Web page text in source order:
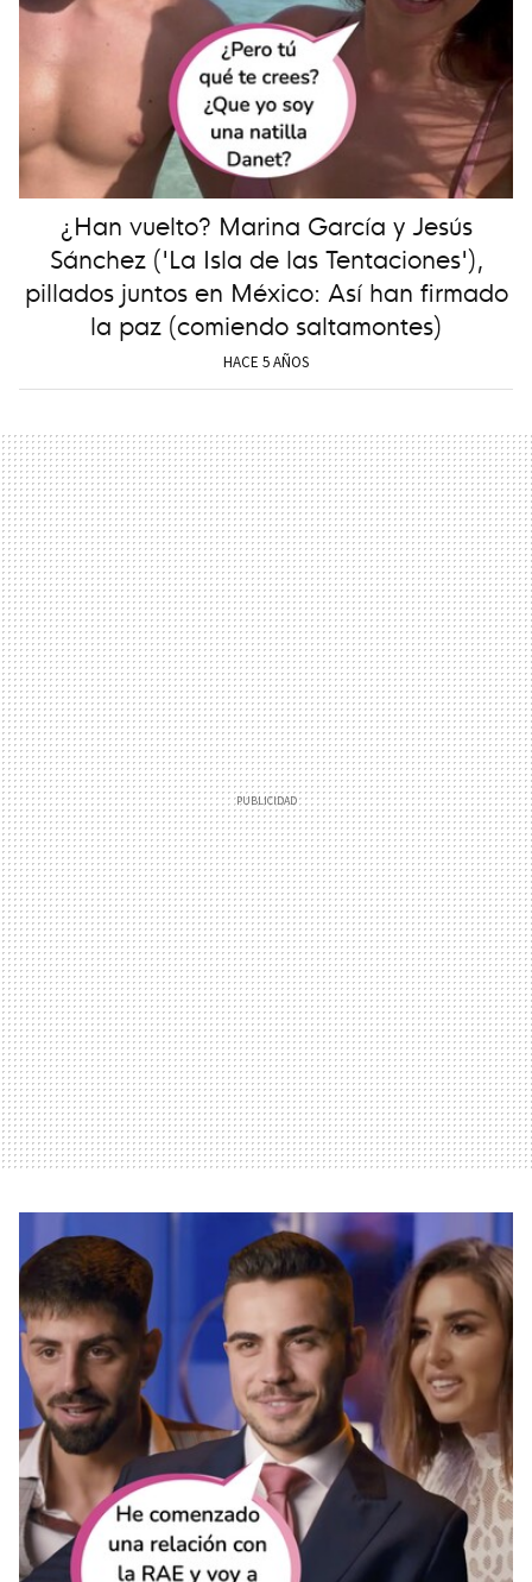
¿Han vuelto? Marina García y Jesús
Sánchez ('La Isla de las Tentaciones'),
pillados juntos en México: Así han firmado
la paz (comiendo saltamontes)
HACE 5 AÑOS